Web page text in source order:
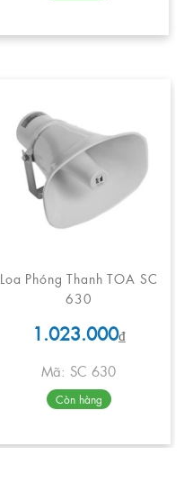
Loa Phóng Thanh TOA SC
630
1.023.000₫
Mã: SC 630
Còn hàng